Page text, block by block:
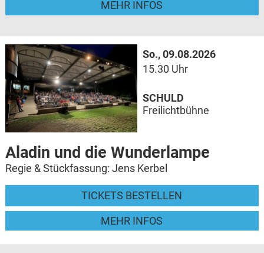
MEHR INFOS
So., 09.08.2026
15.30 Uhr
Aladin und die Wunderlampe
Regie & Stückfassung: Jens Kerbel
TICKETS BESTELLEN
MEHR INFOS
SCHULD
Freilichtbühne